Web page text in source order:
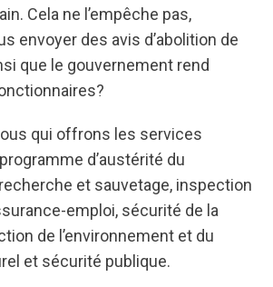
Cela ne l’empêche pas,
envoyer des avis d’abolition de
que le gouvernement rend
qui offrons les services
d’austérité du
et sauvetage, inspection
emploi, sécurité de la
de l’environnement et du
et sécurité publique.